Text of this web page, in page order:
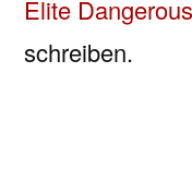
Elite Dangerous
schreiben.